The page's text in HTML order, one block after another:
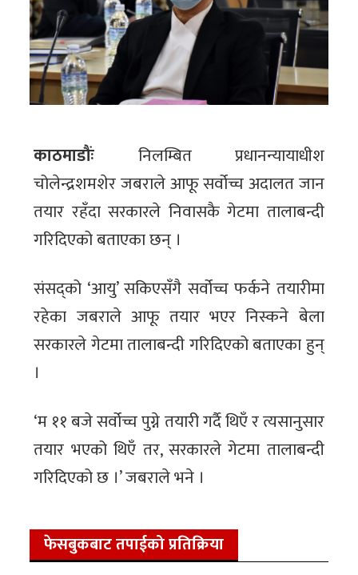
काठमाडौंः निलम्बित प्रधानन्यायाधीश
चोलेन्द्रशमशेर जबराले आफू सर्वोच्च अदालत जान
तयार रहँदा सरकारले निवासकै गेटमा तालाबन्दी
गरिदिएको बताएका छन् ।
संसद्को ‘आयु’ सकिएसँगै सर्वोच्च फर्कने तयारीमा
रहेका जबराले आफू तयार भएर निस्कने बेला
सरकारले गेटमा तालाबन्दी गरिदिएको बताएका हुन्
।
‘म ११ बजे सर्वोच्च पुग्ने तयारी गर्दै थिएँ र त्यसानुसार
तयार भएको थिएँ तर, सरकारले गेटमा तालाबन्दी
गरिदिएको छ ।’ जबराले भने ।
फेसबुकबाट तपाईको प्रतिक्रिया